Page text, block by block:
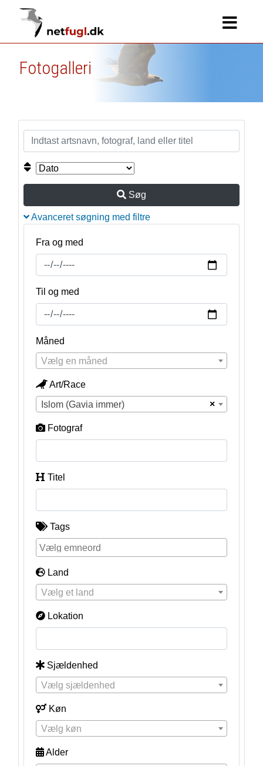
Fotogalleri
Søg
Avanceret søgning med filtre
Fra og med
Til og med
Måned
Vælg en måned
Art/Race
×
Islom (Gavia immer)
Fotograf
Titel
Tags
Land
Vælg et land
Lokation
Sjældenhed
Vælg sjældenhed
Køn
Vælg køn
Alder